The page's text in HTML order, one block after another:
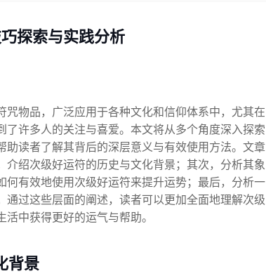
探索与实践分析
咒物品，广泛应用于各种文化和信仰体系中，尤其在
了许多人的关注与喜爱。本文将从多个角度深入探索
助读者了解其背后的深层意义与有效使用方法。文章
介绍次级好运符的历史与文化背景；其次，分析其象
何有效地使用次级好运符来提升运势；最后，分析一
通过这些层面的阐述，读者可以更加全面地理解次级
中获得更好的运气与帮助。
背景